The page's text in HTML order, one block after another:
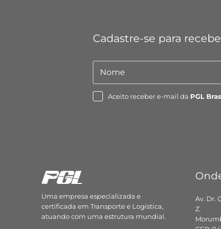
Cadastre-se para
Nome
Nome
Aceito receber e-mail da PGL
Uma empresa especializada e
certificada em Transporte e Logística,
atuando com uma estrutura mundial.
Av. Dr.
Z.